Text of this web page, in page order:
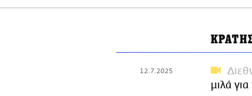
12.7.2025
μιλά